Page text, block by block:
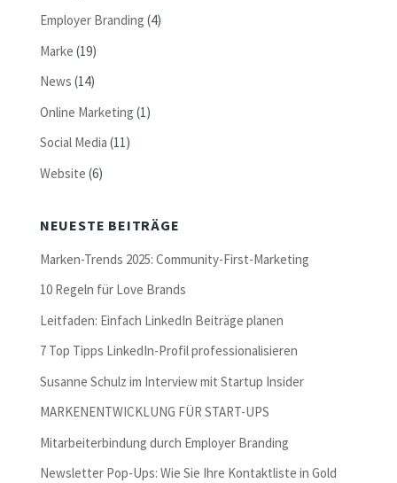
Employer Branding (4)
Marke (19)
News (14)
Online Marketing (1)
Social Media (11)
Website (6)
NEUESTE BEITRÄGE
Marken-Trends 2025: Community-First-Marketing
10 Regeln für Love Brands
Leitfaden: Einfach LinkedIn Beiträge planen
7 Top Tipps LinkedIn-Profil professionalisieren
Susanne Schulz im Interview mit Startup Insider
MARKENENTWICKLUNG FÜR START-UPS
Mitarbeiterbindung durch Employer Branding
Newsletter Pop-Ups: Wie Sie Ihre Kontaktliste in Gold